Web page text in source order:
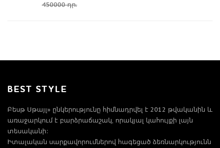
450000 դր.
BEST STYLE
Բեսթ Սթայլ» ընկերությունը հիմնադրվել է 2012 թվականին և
առաջարկում է բարձրաճաշակ, որակյալ կահույքի լայն
տեսականի:
Իտալական սարքավորումներով հագեցած ձեռնարկությունն